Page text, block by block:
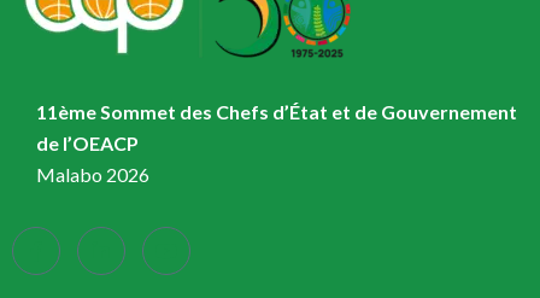
11ème Sommet des Chefs d’État et de Gouvernement
de l’OEACP
Malabo 2026